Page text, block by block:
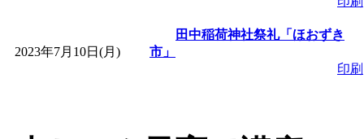
「 赤ちゃん交流広場
間：2026/08/10～
みなづる号乗車体
2023年7月10日(月)
田中稲荷神社祭礼「ほおずき
市」
印刷